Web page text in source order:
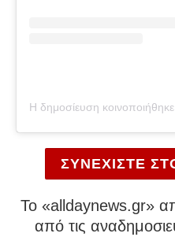
ΣΥΝΕΧΙΣΤΕ
To «alldaynews.gr»
από τις